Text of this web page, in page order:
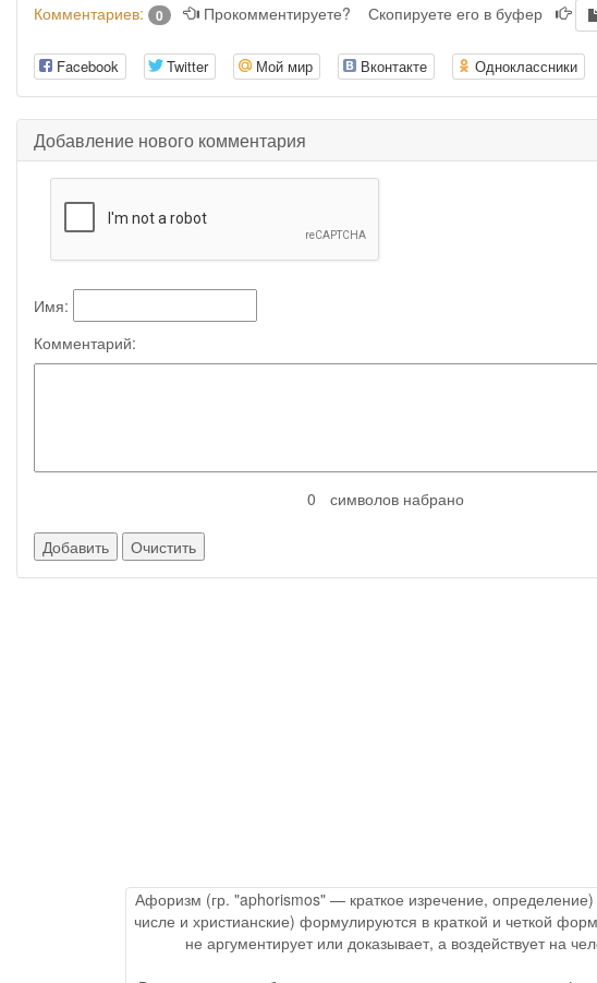
Комментариев: 0 Прокомментируете? Скопируете его в буфер
Facebook Twitter Мой мир Вконтакте Одноклассники
Добавление нового комментария
Имя:
Комментарий:
символов набрано
Афоризм (гр. "aphorismos" — краткое изречение,
числе и христианские) формулируются в краткой и четкой
не аргументирует или доказывает, а воздействует на